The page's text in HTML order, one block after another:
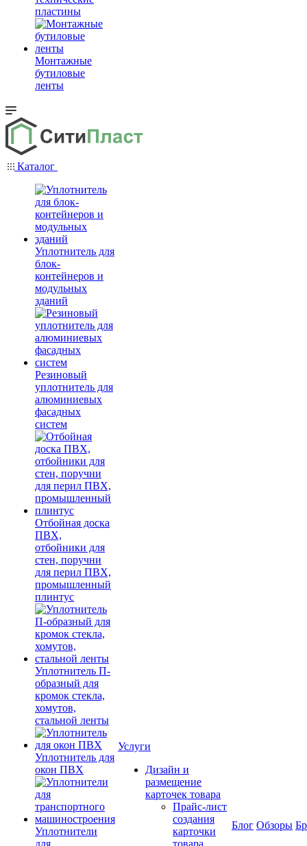
пластины
Монтажные
бутиловые
ленты
Каталог
Уплотнитель для
блок-
контейнеров и
модульных
зданий
Резиновый
уплотнитель для
алюминиевых
фасадных
систем
Отбойная доска
ПВХ,
отбойники для
стен, поручни
для перил ПВХ,
промышленный
плинтус
Уплотнитель П-
образный для
кромок стекла,
хомутов,
стальной ленты
Уплотнитель для
окон ПВХ
Уплотнители
для
Услуги
Дизайн и
размещение
карточек товара
Прайс-лист
создания
карточки
товара
Блог Обзоры